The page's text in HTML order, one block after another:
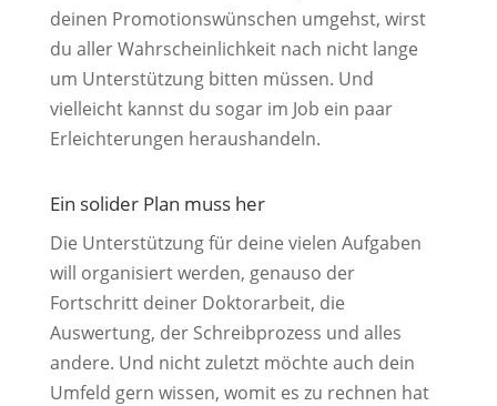
deinen Promotionswünschen umgehst, wirst
du aller Wahrscheinlichkeit nach nicht lange
um Unterstützung bitten müssen. Und
vielleicht kannst du sogar im Job ein paar
Erleichterungen heraushandeln.
Ein solider Plan muss her
Die Unterstützung für deine vielen Aufgaben
will organisiert werden, genauso der
Fortschritt deiner Doktorarbeit, die
Auswertung, der Schreibprozess und alles
andere. Und nicht zuletzt möchte auch dein
Umfeld gern wissen, womit es zu rechnen hat